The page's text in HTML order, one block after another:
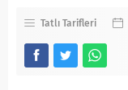
Tatlı Tarifleri